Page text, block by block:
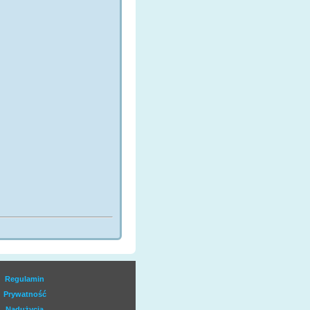
Regulamin
Prywatność